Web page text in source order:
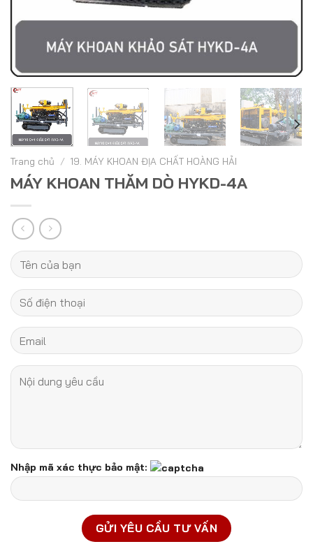
Trang chủ / 19. MÁY KHOAN ĐỊA CHẤT HOÀNG HẢI
MÁY KHOAN THĂM DÒ HYKD-4A
Nhập mã xác thực bảo mật: